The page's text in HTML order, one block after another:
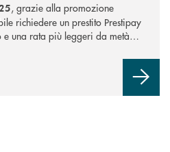
, grazie alla promozione
richiedere un prestito Prestipay
una rata più leggeri da metà